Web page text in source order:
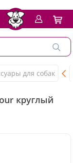
для собак
круглый